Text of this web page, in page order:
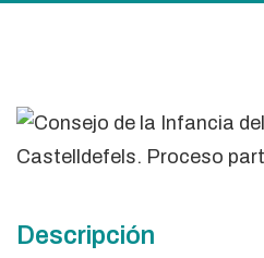
Descripción